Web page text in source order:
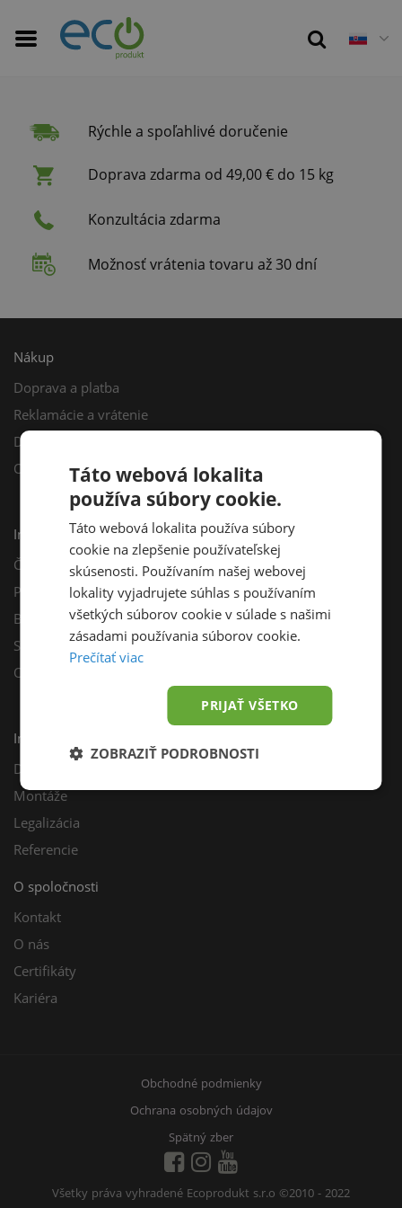
Rýchle a spoľahlivé doručenie
Doprava zdarma od 49,00 € do 15 kg
Konzultácia zdarma
Možnosť vrátenia tovaru až 30 dní
Nákup
Doprava a platba
Reklamácie a vrátenie
Darčekový poukaz
Odberné miesta
Informácie
Často kladené otázky
Poradňa
Blog
Sprievodca výberom fotovoltiky
Odporúčací program
Inštalácie
Dotácie
Montáže
Legalizácia
Referencie
O spoločnosti
Kontakt
O nás
Certifikáty
Kariéra
Obchodné podmienky
Ochrana osobných údajov
Spätný zber
Všetky práva vyhradené Ecoprodukt s.r.o ©2010 - 2022
Táto webová lokalita
používa súbory cookie.
Táto webová lokalita používa súbory
cookie na zlepšenie používateľskej
skúsenosti. Používaním našej webovej
lokality vyjadrujete súhlas s používaním
všetkých súborov cookie v súlade s našimi
zásadami používania súborov cookie.
Prečítať viac
PRIJAŤ VŠETKO
ZOBRAZIŤ PODROBNOSTI